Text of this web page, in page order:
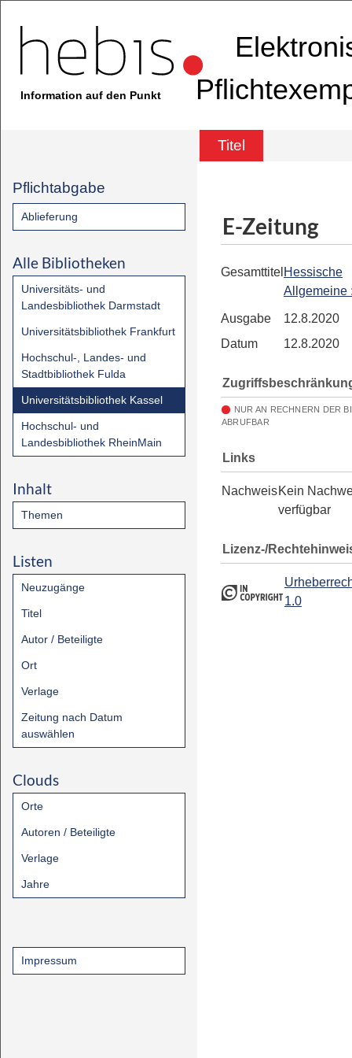
Information auf den Punkt
Titel
Pflichtabgabe
Ablieferung
Alle Bibliotheken
Universitäts- und
Landesbibliothek Darmstadt
Universitätsbibliothek Frankfurt
Hochschul-, Landes- und
Stadtbibliothek Fulda
Universitätsbibliothek Kassel
Hochschul- und
Landesbibliothek RheinMain
Inhalt
Themen
Listen
Neuzugänge
Titel
Autor / Beteiligte
Ort
Verlage
Zeitung nach Datum
auswählen
Clouds
Orte
Autoren / Beteiligte
Verlage
Jahre
Impressum
E-Zeitung
Gesamttitel Hessische
Allgemeine
Ausgabe
12.8.2020
Datum
12.8.2020
NUR AN RECHNERN DER
ABRUFBAR
Links
NachweisKein
verfügbar
Lizenz-/
1.0